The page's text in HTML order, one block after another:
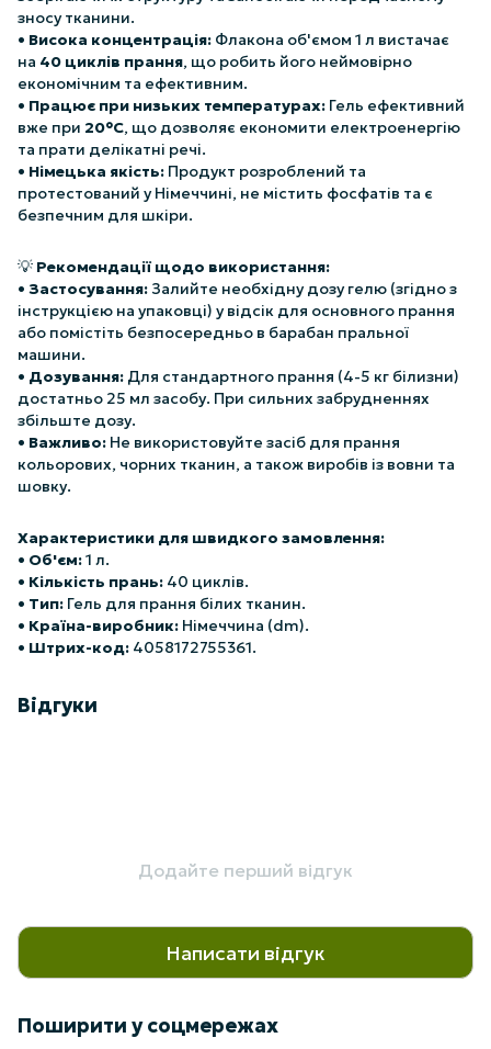
зносу тканини.
• Висока концентрація: Флакона об'ємом 1 л вистачає
на 40 циклів прання, що робить його неймовірно
економічним та ефективним.
• Працює при низьких температурах: Гель ефективний
вже при 20°C, що дозволяє економити електроенергію
та прати делікатні речі.
• Німецька якість: Продукт розроблений та
протестований у Німеччині, не містить фосфатів та є
безпечним для шкіри.
💡 Рекомендації щодо використання:
• Застосування: Залийте необхідну дозу гелю (згідно з
інструкцією на упаковці) у відсік для основного прання
або помістіть безпосередньо в барабан пральної
машини.
• Дозування: Для стандартного прання (4-5 кг білизни)
достатньо 25 мл засобу. При сильних забрудненнях
збільште дозу.
• Важливо: Не використовуйте засіб для прання
кольорових, чорних тканин, а також виробів із вовни та
шовку.
Характеристики для швидкого замовлення:
• Об'єм:1 л.
• Кількість прань: 40 циклів.
• Тип: Гель для прання білих тканин.
• Країна-виробник: Німеччина (dm).
• Штрих-код: 4058172755361.
Відгуки
Додайте перший відгук
Написати відгук
Поширити у соцмережах